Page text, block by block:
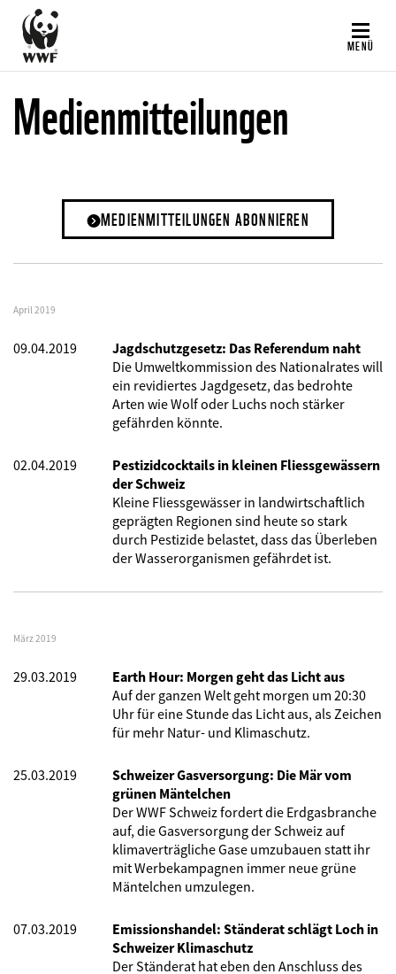
Direkt
zum
Inhalt
MENÜ
Medienmitteilungen
MEDIENMITTEILUNGEN ABONNIEREN
April 2019
09.04.2019
Jagdschutzgesetz: Das Referendum naht
Die Umweltkommission des Nationalrates will
ein revidiertes Jagdgesetz, das bedrohte
Arten wie Wolf oder Luchs noch stärker
gefährden könnte.
02.04.2019
Pestizidcocktails in kleinen Fliessgewässern
der Schweiz
Kleine Fliessgewässer in landwirtschaftlich
geprägten Regionen sind heute so stark
durch Pestizide belastet, dass das Überleben
der Wasserorganismen gefährdet ist.
März 2019
29.03.2019
Earth Hour: Morgen geht das Licht aus
Auf der ganzen Welt geht morgen um 20:30
Uhr für eine Stunde das Licht aus, als Zeichen
für mehr Natur- und Klimaschutz.
25.03.2019
Schweizer Gasversorgung: Die Mär vom
grünen Mäntelchen
Der WWF Schweiz fordert die Erdgasbranche
auf, die Gasversorgung der Schweiz auf
klimaverträgliche Gase umzubauen statt ihr
mit Werbekampagnen immer neue grüne
Mäntelchen umzulegen.
07.03.2019
Emissionshandel: Ständerat schlägt Loch in
Schweizer Klimaschutz
Der Ständerat hat eben den Anschluss des